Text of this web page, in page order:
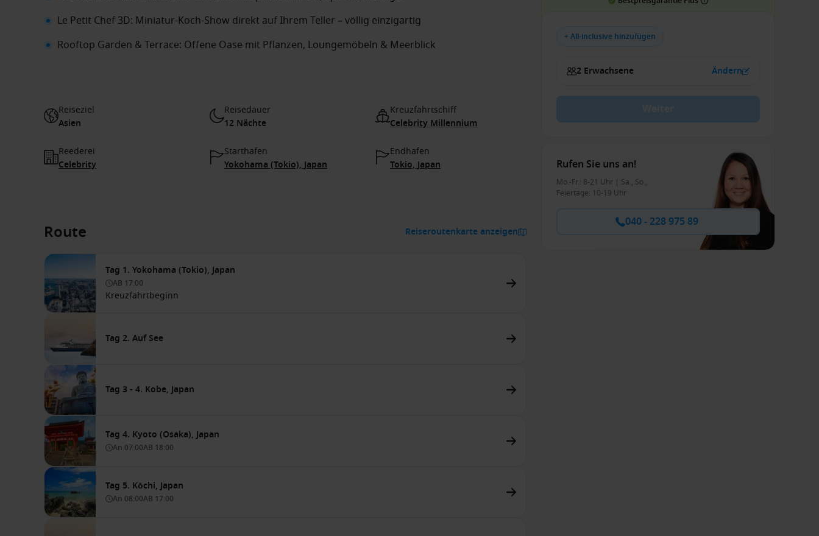
Le Petit Chef 3D: Miniatur-Koch-Show direkt auf Ihrem Teller – völlig einzigartig
Rooftop Garden & Terrace: Offene Oase mit Pflanzen, Loungemöbeln & Meerblick
Reiseziel
Asien
Reisedauer
12 Nächte
Kreuzfahrtschiff
Celebrity Millennium
Reederei
Celebrity
Starthafen
Yokohama (Tokio), Japan
Endhafen
Tokio, Japan
Route Reiseroutenkarte anzeigen
Tag 1. Yokohama (Tokio), Japan
AB 17:00
Kreuzfahrtbeginn
Tag 2. Auf See
Tag 3 - 4. Kobe, Japan
Tag 4. Kyoto (Osaka), Japan
An 07:00AB 18:00
Tag 5. Kōchi, Japan
An 08:00AB 17:00
+ All-inclusive hinzufügen
2 Erwachsene Ändern
Rufen Sie uns an!
Mo.-Fr.: 8-21 Uhr | Sa., So.,
Feiertage: 10-19 Uhr
040 - 228 975 89